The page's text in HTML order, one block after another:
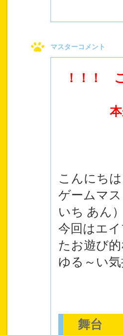
マスターコメント
！！！
本来の
こんにち
ゲームマ
いち あん
今回はエ
たお遊び
ゆる～い
舞台